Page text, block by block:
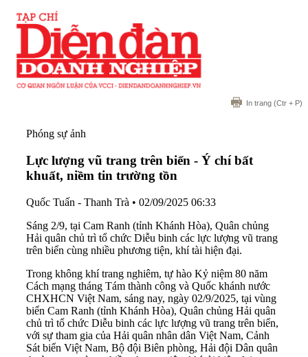
In trang (Ctr + P)
Phóng sự ảnh
Lực lượng vũ trang trên biển - Ý chí bất
khuất, niềm tin trường tồn
Quốc Tuấn - Thanh Trà • 02/09/2025 06:33
Sáng 2/9, tại Cam Ranh (tỉnh Khánh Hòa), Quân chủng
Hải quân chủ trì tổ chức Diễu binh các lực lượng vũ trang
trên biển cùng nhiều phương tiện, khí tài hiện đại.
Trong không khí trang nghiêm, tự hào Kỷ niệm 80 năm
Cách mạng tháng Tám thành công và Quốc khánh nước
CHXHCN Việt Nam, sáng nay, ngày 02/9/2025, tại vùng
biển Cam Ranh (tỉnh Khánh Hòa), Quân chủng Hải quân
chủ trì tổ chức Diễu binh các lực lượng vũ trang trên biển,
với sự tham gia của Hải quân nhân dân Việt Nam, Cảnh
Sát biển Việt Nam, Bộ đội Biên phòng, Hải đội Dân quân